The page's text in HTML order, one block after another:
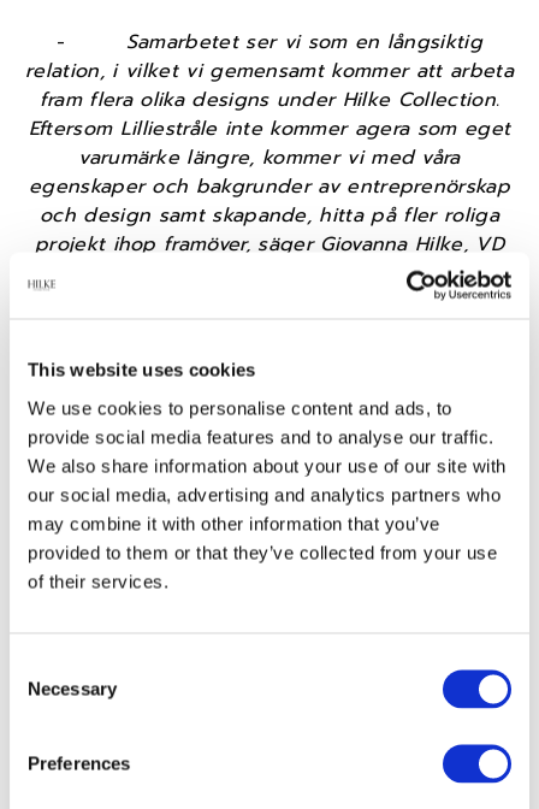
This website uses cookies
We use cookies to personalise content and ads, to
provide social media features and to analyse our traffic.
We also share information about your use of our site with
our social media, advertising and analytics partners who
may combine it with other information that you’ve
provided to them or that they’ve collected from your use
of their services.
Selection
Necessary
Preferences
-
Samarbetet ser vi som en långsiktig
relation, i vilket vi gemensamt kommer att arbeta
fram flera olika designs under Hilke Collection.
Eftersom Lilliestråle inte kommer agera som eget
varumärke längre, kommer vi med våra
egenskaper och bakgrunder av entreprenörskap
och design samt skapande, hitta på fler roliga
projekt ihop framöver, säger Giovanna Hilke, VD
enkelt och effektivt enligt duon, och inom kort
och Giovanna.
- Richard kontaktade oss och vi klickade
direkt. Vi såg båda att vi besitter olika kunskaper
som kan bli något bra om vi kombinerar dem.
Hans mässingsljusstakar Gul Näckros är fantastiska
och det är roligt att han vill att vi ska stå bakom
som har naturen som sin stora inspirationskälla.
Han tog kontakt med Giovanna och Hilke